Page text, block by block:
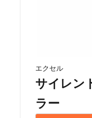
エクセル
サイレン
ラー